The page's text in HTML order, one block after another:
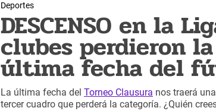
Deportes
DESCENSO en la
clubes perdieron
última fecha del
La última fecha del Torneo Clausura nos traerá
tercer cuadro que perderá la categoría. ¿Quién